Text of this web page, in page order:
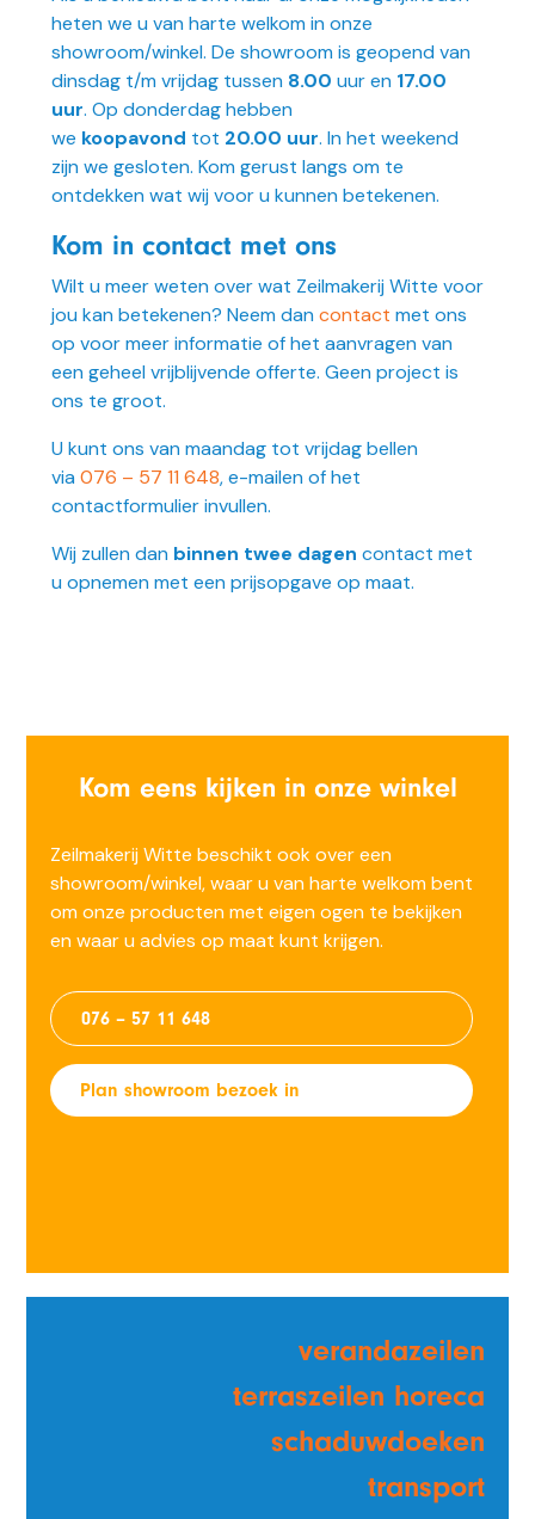
heten we u van harte welkom in onze
showroom/winkel. De showroom is geopend van
dinsdag t/m vrijdag tussen 8.00 uur en 17.00
uur. Op donderdag hebben
we koopavond tot 20.00 uur. In het weekend
zijn we gesloten. Kom gerust langs om te
ontdekken wat wij voor u kunnen betekenen.
Kom in contact met ons
Wilt u meer weten over wat Zeilmakerij Witte voor
jou kan betekenen? Neem dan contact met ons
op voor meer informatie of het aanvragen van
een geheel vrijblijvende offerte. Geen project is
ons te groot.
U kunt ons van maandag tot vrijdag bellen
via 076 – 57 11 648, e-mailen of het
contactformulier invullen.
Wij zullen dan binnen twee dagen contact met
u opnemen met een prijsopgave op maat.
Kom eens kijken in onze winkel
Zeilmakerij Witte beschikt ook over een
showroom/winkel, waar u van harte welkom bent
om onze producten met eigen ogen te bekijken
en waar u advies op maat kunt krijgen.
076 – 57 11 648
Plan showroom bezoek in
verandazeilen
terraszeilen horeca
schaduwdoeken
transport